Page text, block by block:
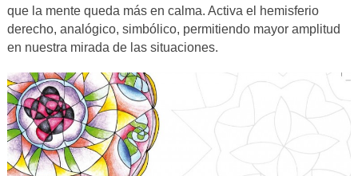
que la mente queda más en calma. Activa el hemisferio
derecho, analógico, simbólico, permitiendo mayor amplitud
en nuestra mirada de las situaciones.